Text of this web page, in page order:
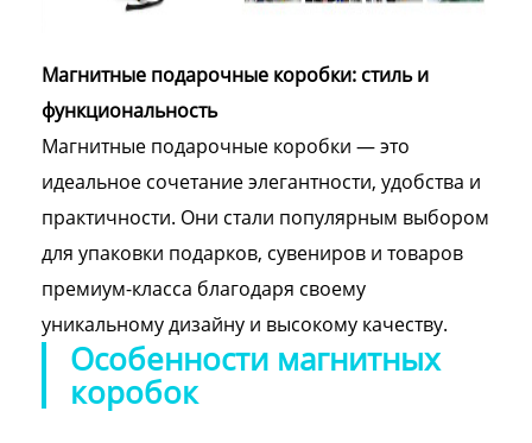
Магнитные подарочные коробки: стиль и
функциональность
Магнитные подарочные коробки — это
идеальное сочетание элегантности, удобства и
практичности. Они стали популярным выбором
для упаковки подарков, сувениров и товаров
премиум-класса благодаря своему
уникальному дизайну и высокому качеству.
Особенности магнитных
коробок